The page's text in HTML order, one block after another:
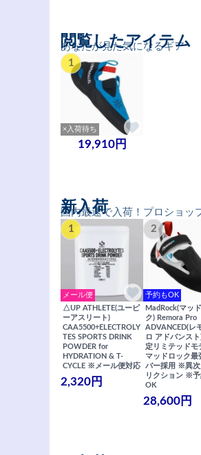
あなたが見た気になるギア
閲覧したアイテム
1
×入荷待ち
19,910円
国内最速で入荷！プロショッ
新入荷
1
メール便
△UP ATHLETE(ユーピ
ーアスリート)
CAA5500+ELECTROLY
TES SPORTS DRINK
POWDER for
HYDRATION & T-
CYCLE ※メール便対応
2,320円
2
予約もOK
MadRock(マッ
ク) Remora Pro
ADVANCED(レ
ロ アドバンス
定リミテッド
マッドロック最
バー採用 ※異次
リクション ※予
OK
28,600円